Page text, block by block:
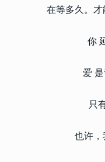
在等多久。才
你
爱
只
也许，